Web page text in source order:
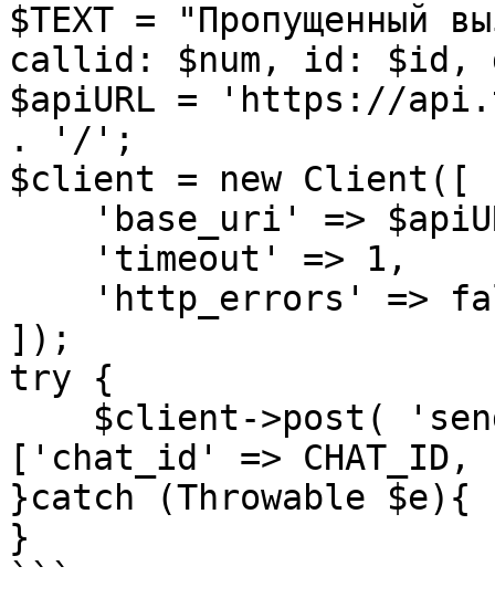
$TEXT = "Пропущенный
callid: $num, id: $id,
$apiURL = 'https://
. '/';
$client = new Client([
]);
try {
['chat_id' =>
}catch (Throwable $e){
}
```